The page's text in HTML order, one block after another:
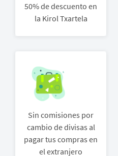
50% de descuento en
la Kirol Txartela
Sin comisiones por
cambio de divisas al
pagar tus compras en
el extranjero